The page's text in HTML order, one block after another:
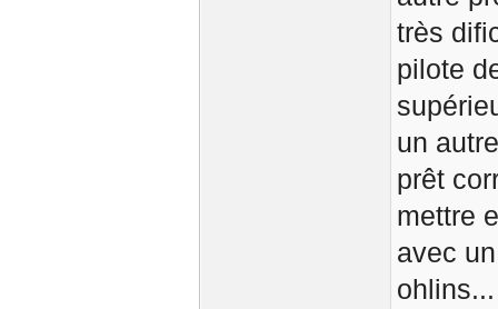
très
pilote
un
prêt
mettre
avec